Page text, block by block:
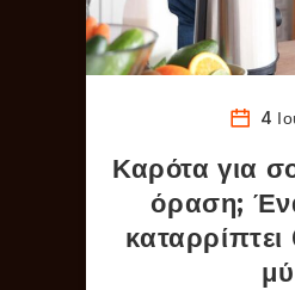
4
Καρότα για
όραση;